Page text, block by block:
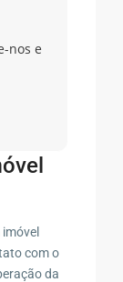
nos e
com o
da